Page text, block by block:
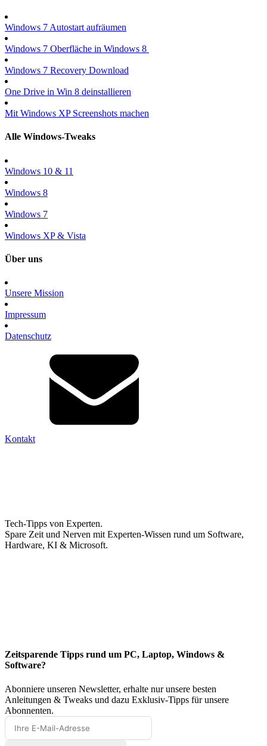
Windows 7 Autostart aufräumen
Windows 7 Oberfläche in Windows 8
Windows 7 Recovery Download
One Drive in Win 8 deinstallieren
Mit Windows XP Screenshots machen
Alle Windows-Tweaks
Windows 10 & 11
Windows 8
Windows 7
Windows XP & Vista
Über uns
Unsere Mission
Impressum
Datenschutz
Kontakt
Tech-Tipps von Experten.
Spare Zeit und Nerven mit Experten-Wissen rund um Software,
Hardware, KI & Microsoft.
Zeitsparende Tipps rund um PC, Laptop, Windows &
Software?
Abonniere unseren Newsletter, erhalte nur unsere besten
Anleitungen & Tweaks und dazu Exklusiv-Tipps für unsere
Abonnenten.